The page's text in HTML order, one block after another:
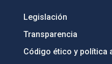
Legislación
Transparencia
Código ético y política